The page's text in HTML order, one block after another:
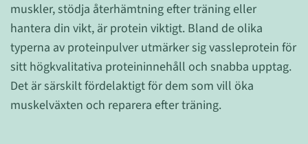
muskler, stödja återhämtning efter träning eller
hantera din vikt, är protein viktigt. Bland de olika
typerna av proteinpulver utmärker sig vassleprotein för
sitt högkvalitativa proteininnehåll och snabba upptag.
Det är särskilt fördelaktigt för dem som vill öka
muskelväxten och reparera efter träning.